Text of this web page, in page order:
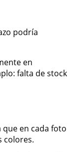
podría
en
falta de stock
en cada foto
colores.